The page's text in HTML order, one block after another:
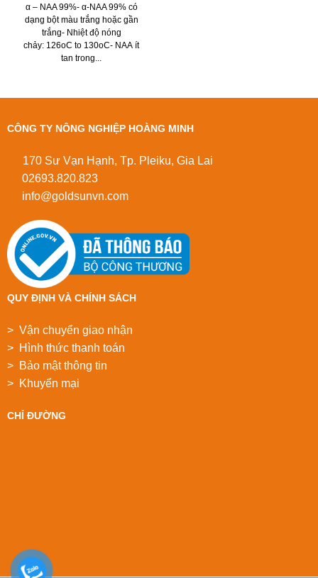
α – NAA 99%- α-NAA 99% có
dạng bột màu trắng hoặc gần
trắng- Nhiệt độ nóng
chảy: 126oC to 130oC- NAA ít
tan trong...
CÔNG TY NÔNG NGHIỆP HOÀNG MINH
170 Sư Vạn Hạnh, Tp. Pleiku, Gia Lai
02693.820.823
info@goldsunvn.com
QUY ĐỊNH VÀ CHÍNH SÁCH
> Vận chuyển giao nhận
> Hình thức thanh toán
> Bảo mật thông tin
> Khuyển mại
CHỈ ĐƯỜNG